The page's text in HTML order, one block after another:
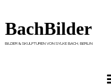
BachBilder
BILDER & SKULPTUREN VON SYLKE BACH, BERLIN